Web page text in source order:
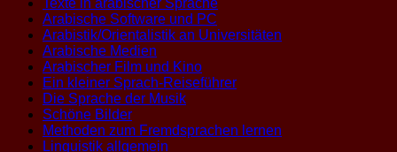
Texte in arabischer Sprache
Arabische Software und PC
Arabistik/Orientalistik an Universitäten
Arabische Medien
Arabischer Film und Kino
Ein kleiner Sprach-Reiseführer
Die Sprache der Musik
Schöne Bilder
Methoden zum Fremdsprachen lernen
Linguistik allgemein